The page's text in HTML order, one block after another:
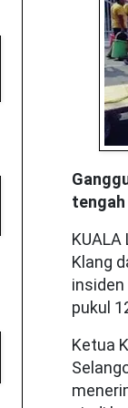
tengah
KUALA
Klang
pukul
Ketua